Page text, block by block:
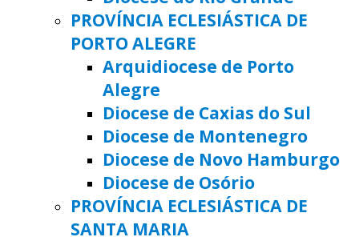
PROVÍNCIA ECLESIÁSTICA DE
PORTO ALEGRE
Arquidiocese de Porto
Alegre
Diocese de Caxias do Sul
Diocese de Montenegro
Diocese de Novo Hamburgo
Diocese de Osório
PROVÍNCIA ECLESIÁSTICA DE
SANTA MARIA